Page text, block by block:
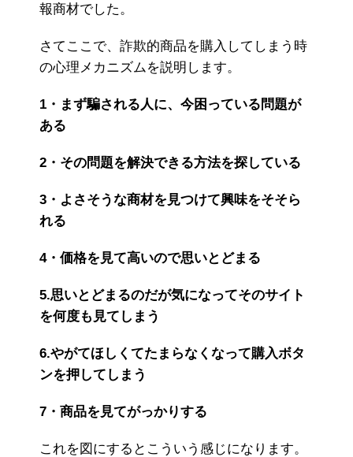
報商材でした。
さてここで、詐欺的商品を購入してしまう時
の心理メカニズムを説明します。
1・まず騙される人に、今困っている問題が
ある
2・その問題を解決できる方法を探している
3・よさそうな商材を見つけて興味をそそら
れる
4・価格を見て高いので思いとどまる
5.思いとどまるのだが気になってそのサイト
を何度も見てしまう
6.やがてほしくてたまらなくなって購入ボタ
ンを押してしまう
7・商品を見てがっかりする
これを図にするとこういう感じになります。